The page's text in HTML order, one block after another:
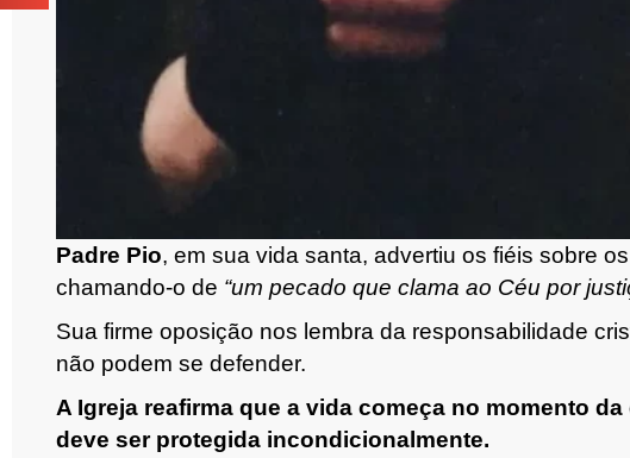
Padre Pio, em sua vida santa, advertiu os fiéis sobre
chamando-o de “um pecado que clama ao Céu por
Sua firme oposição nos lembra da responsabilidade
não podem se defender.
A Igreja reafirma que a vida começa no momento
deve ser protegida incondicionalmente.